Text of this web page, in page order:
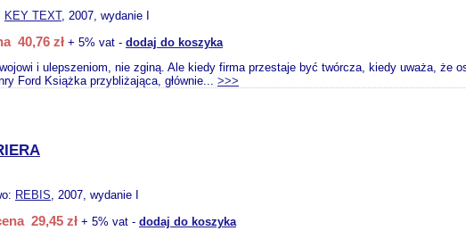
KEY TEXT, 2007, wydanie I
40,76 zł + 5% vat - dodaj do koszyka
i ulepszeniom, nie zginą. Ale kiedy firma przestaje być twórcza, kiedy uważa, że
Ford Książka przybliżająca, głównie... >>>
REBIS, 2007, wydanie I
29,45 zł + 5% vat - dodaj do koszyka